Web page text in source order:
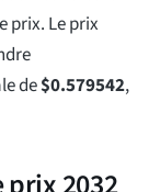
prix. Le prix
de$0.579542,